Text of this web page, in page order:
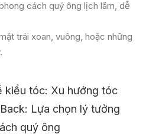
cách quý ông lịch lãm, dễ
trái xoan, vuông, hoặc những
kiểu tóc: Xu hướng tóc
Lựa chọn lý tưởng
quý ông